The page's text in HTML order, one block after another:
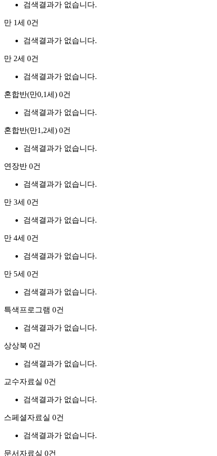
검색결과가 없습니다.
만 1세 0건
검색결과가 없습니다.
만 2세 0건
검색결과가 없습니다.
혼합반(만0,1세) 0건
검색결과가 없습니다.
혼합반(만1,2세) 0건
검색결과가 없습니다.
연장반 0건
검색결과가 없습니다.
만 3세 0건
검색결과가 없습니다.
만 4세 0건
검색결과가 없습니다.
만 5세 0건
검색결과가 없습니다.
특색프로그램 0건
검색결과가 없습니다.
상상북 0건
검색결과가 없습니다.
교수자료실 0건
검색결과가 없습니다.
스페셜자료실 0건
검색결과가 없습니다.
문서자료실 0건